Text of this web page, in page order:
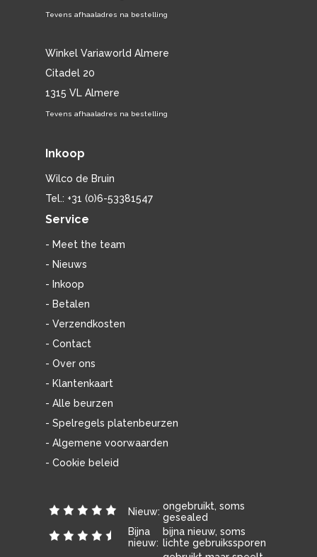
Tevens afhaaladres na bestelling
Winkel Variaworld Almere
Citadel 20
1315 VL Almere
Tevens afhaaladres na bestelling
Inkoop
Wilco de Bruin
Tel.: +31 (0)6-53381547
Service
- Meet the team
- Nieuws
- Inkoop
- Betalen
- Verzendkosten
- Contact
- Over ons
- Klantenkaart
- Alle beurzen
- Spelregels platenbeurzen
- Algemene voorwaarden
- Cookie beleid
Nieuw: ongebruikt, soms
gesealed
Bijna
nieuw:
bijna nieuw, soms
lichte gebruikssporen